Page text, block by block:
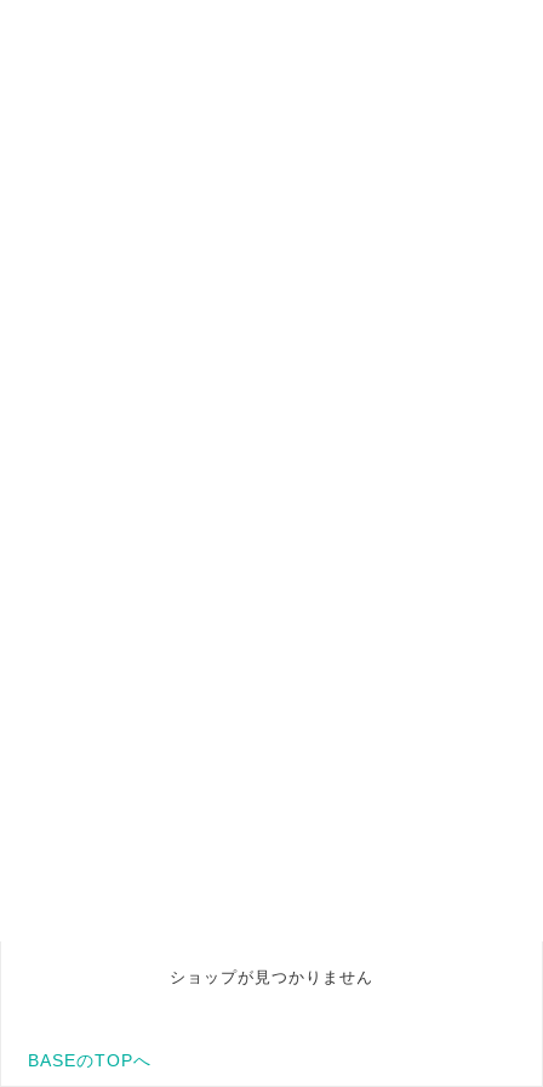
ショップが見つかりません
BASEのTOPへ